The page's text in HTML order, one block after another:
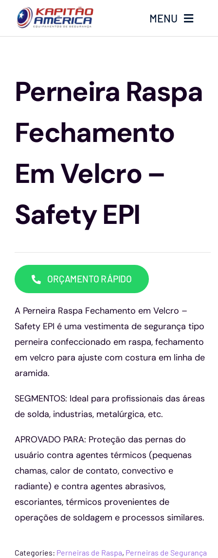
o
MENU
Produtos
Luvas
Altura
Óculos
Contato
Perneira Raspa
Fechamento
Em Velcro –
Safety EPI
ORÇAMENTO RÁPIDO
A Perneira Raspa Fechamento em Velcro –
Safety EPI é uma vestimenta de segurança tipo
perneira confeccionado em raspa, fechamento
em velcro para ajuste com costura em linha de
aramida.
SEGMENTOS: Ideal para profissionais das áreas
de solda, industrias, metalúrgica, etc.
APROVADO PARA: Proteção das pernas do
usuário contra agentes térmicos (pequenas
chamas, calor de contato, convectivo e
radiante) e contra agentes abrasivos,
escoriantes, térmicos provenientes de
operações de soldagem e processos similares.
Categories: Perneiras de Raspa, Perneiras de Segurança